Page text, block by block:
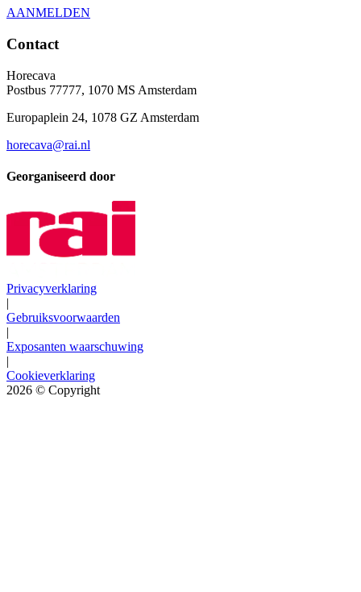
AANMELDEN
Contact
Horecava
Postbus 77777, 1070 MS Amsterdam
Europaplein 24, 1078 GZ Amsterdam
horecava@rai.nl
Georganiseerd door
Privacyverklaring
|
Gebruiksvoorwaarden
|
Exposanten waarschuwing
|
Cookieverklaring
2026 © Copyright